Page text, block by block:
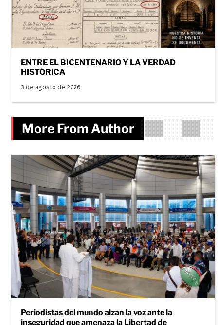
ENTRE EL BICENTENARIO Y LA VERDAD
HISTÓRICA
3 de agosto de 2026
More From Author
Periodistas del mundo alzan la voz ante la
inseguridad que amenaza la Libertad de